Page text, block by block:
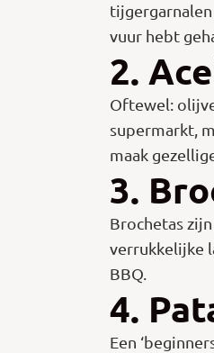
vuur hebt
2.
Oftewel:
supermarkt,
maak
3.
Brochetas
verrukkelijke
BBQ.
4.
Een